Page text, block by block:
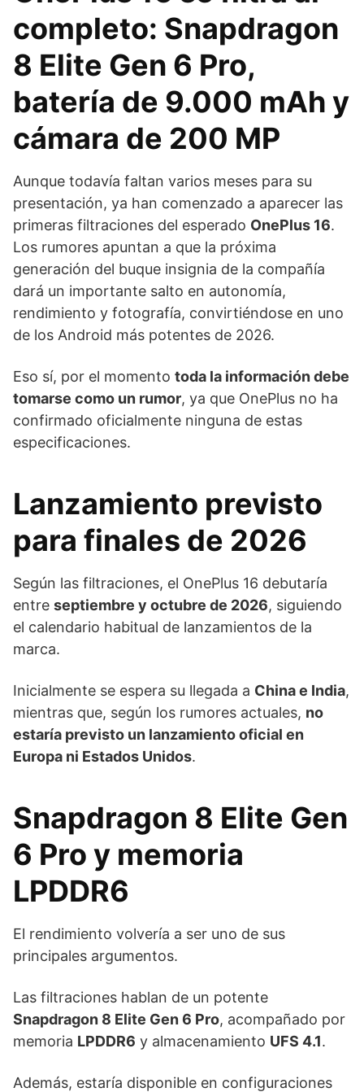
completo: Snapdragon
8 Elite Gen 6 Pro,
batería de 9.000 mAh y
cámara de 200 MP
Aunque todavía faltan varios meses para su
presentación, ya han comenzado a aparecer las
primeras filtraciones del esperado OnePlus 16.
Los rumores apuntan a que la próxima
generación del buque insignia de la compañía
dará un importante salto en autonomía,
rendimiento y fotografía, convirtiéndose en uno
de los Android más potentes de 2026.
Eso sí, por el momento toda la información debe
tomarse como un rumor, ya que OnePlus no ha
confirmado oficialmente ninguna de estas
especificaciones.
Lanzamiento previsto
para finales de 2026
Según las filtraciones, el OnePlus 16 debutaría
entre septiembre y octubre de 2026, siguiendo
el calendario habitual de lanzamientos de la
marca.
Inicialmente se espera su llegada a China e India,
mientras que, según los rumores actuales, no
estaría previsto un lanzamiento oficial en
Europa ni Estados Unidos.
Snapdragon 8 Elite Gen
6 Pro y memoria
LPDDR6
El rendimiento volvería a ser uno de sus
principales argumentos.
Las filtraciones hablan de un potente
Snapdragon 8 Elite Gen 6 Pro, acompañado por
memoria LPDDR6 y almacenamiento UFS 4.1.
Además, estaría disponible en configuraciones